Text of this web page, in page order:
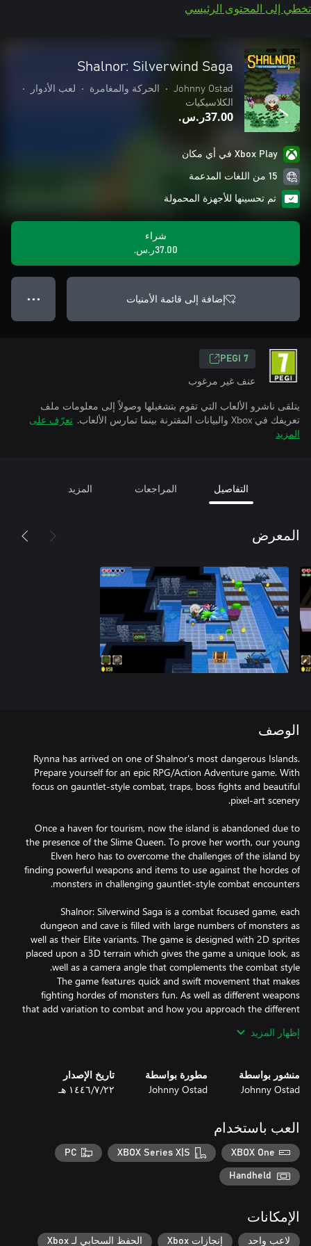
تخطي إلى المحتوى الرئيسي
Shalnor: Silverwind Saga
Johnny Ostad
• الحركة والمغامرة • لعب الأدوار
•
الكلاسيكيات
‪ر.س.‏‎37.00‬
Xbox Play في أي مكان
15 من اللغات المدعمة
تم تحسينها للأجهزة المحمولة
شراء
‪ر.س.‏‎37.00‬
إضافة إلى قائمة الأمنيات ● ● ●
PEGI 7
عنف غير مرغوب
يتلقى ناشرو الألعاب التي تقوم بتشغيلها وصولاً إلى معلومات ملف
تعريفك في Xbox والبيانات المقترنة بينما تمارس الألعاب.
تعرّف على
المزيد
التفاصيل المراجعات المزيد
المعرض
الوصف
Rynna has arrived on one of Shalnor's most dangerous Islands.
Prepare yourself for an epic RPG/Action Adventure game. With
focus on gauntlet-style combat, traps, boss fights and beautiful
Once a haven for tourism, now the island is abandoned due to
the presence of the Slime Queen. To prove her worth, our young
Elven hero has to overcome the challenges of the island by
finding powerful weapons and items to use against the hordes of
Shalnor: Silverwind Saga is a combat focused game, each
dungeon and cave is filled with large numbers of monsters as
well as their Elite variants. The game is designed with 2D sprites
placed upon a 3D terrain which gives the game a unique look, as
The game features quick and swift movement that makes
fighting hordes of monsters fun. As well as different weapons
that add variation to combat and how you approach the different
- Find Rubies and Emeralds to increase your Health and Stamina.
إظهار المزيد
منشور بواسطة
Johnny Ostad
مطورة بواسطة
Johnny Ostad
تاريخ الإصدار
٢٢‏/٧‏/١٤٤٦ هـ
العب باستخدام
XBOX One
XBOX Series X|S
PC
Handheld
الإمكانات
لاعب واحد إنجازات Xbox الحفظ السحابي لـ Xbox